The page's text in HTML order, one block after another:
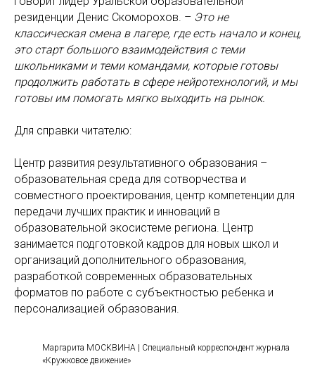
резиденции Денис Скоморохов. – Это не
классическая смена в лагере, где есть начало и конец,
это старт большого взаимодействия с теми
школьниками и теми командами, которые готовы
продолжить работать в сфере нейротехнологий, и мы
готовы им помогать мягко выходить на рынок.
Для справки читателю:
Центр развития результативного образования –
образовательная среда для сотворчества и
совместного проектирования, центр компетенции для
передачи лучших практик и инноваций в
образовательной экосистеме региона. Центр
занимается подготовкой кадров для новых школ и
организаций дополнительного образования,
разработкой современных образовательных
форматов по работе с субъектностью ребенка и
персонализацией образования.
Маргарита МОСКВИНА | Специальный корреспондент журнала
«Кружковое движение»